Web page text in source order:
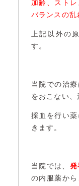
加齢、スト
バランスの乱
上記以外の
す。
当院での治
をおこない、
採血を行い
きます。
当院では、 発
の内服薬か